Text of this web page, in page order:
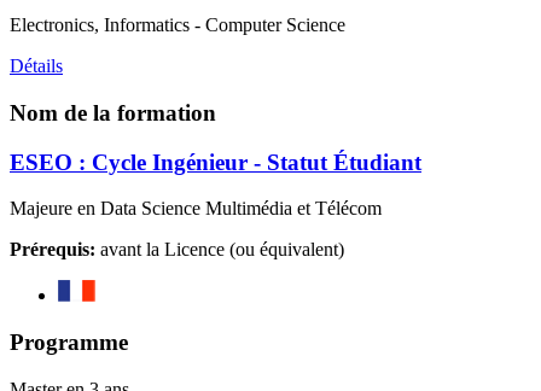
Electronics, Informatics - Computer Science
Détails
Nom de la formation
ESEO : Cycle Ingénieur - Statut Étudiant
Majeure en Data Science Multimédia et Télécom
Prérequis: avant la Licence (ou équivalent)
Programme